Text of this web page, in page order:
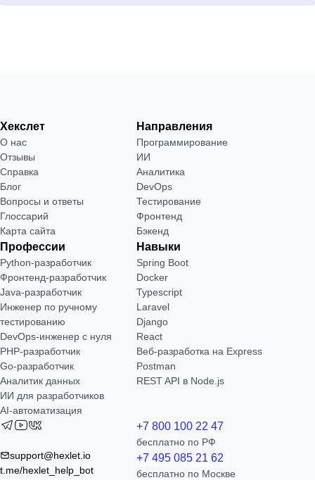
Хекслет
О нас
Отзывы
Справка
Блог
Вопросы и ответы
Глоссарий
Карта сайта
Направления
Программирование
ИИ
Аналитика
DevOps
Тестирование
Фронтенд
Бэкенд
Профессии
Python-разработчик
Фронтенд-разработчик
Java-разработчик
Инженер по ручному
тестированию
DevOps-инженер с нуля
РНР-разработчик
Go-разработчик
Аналитик данных
ИИ для разработчиков
AI-автоматизация
Навыки
Spring Boot
Docker
Typescript
Laravel
Django
React
Веб-разработка на Express
Postman
REST API в Node.js
support@hexlet.io
t.me/hexlet_help_bot
+7 800 100 22 47
бесплатно по РФ
+7 495 085 21 62
бесплатно по Москве